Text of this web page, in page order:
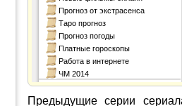
Предыдущие серии